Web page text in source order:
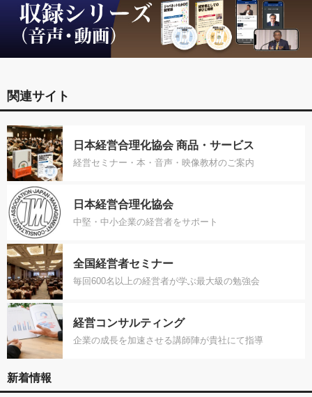
関連サイト
日本経営合理化協会 商品・サービス
経営セミナー・本・音声・映像教材のご案内
日本経営合理化協会
中堅・中小企業の経営者をサポート
全国経営者セミナー
毎回600名以上の経営者が学ぶ最大級の勉強会
経営コンサルティング
企業の成長を加速させる講師陣が貴社にて指導
新着情報